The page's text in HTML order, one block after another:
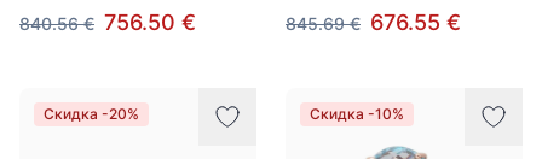
840.56 € 756.50 €
845.69 € 676.55 €
Скидка -20% Скидка -10%